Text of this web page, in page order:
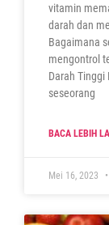
vitamin
darah dan
Bagaimana
mengontrol
Darah
seseorang
BACA LEBIH
Mei 16, 2023